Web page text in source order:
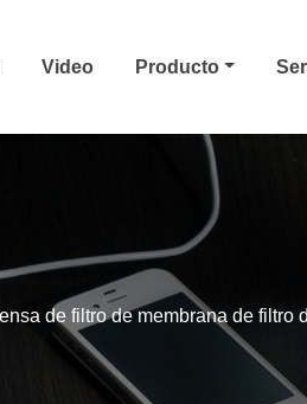
Video Producto
de filtro de membrana de filtro